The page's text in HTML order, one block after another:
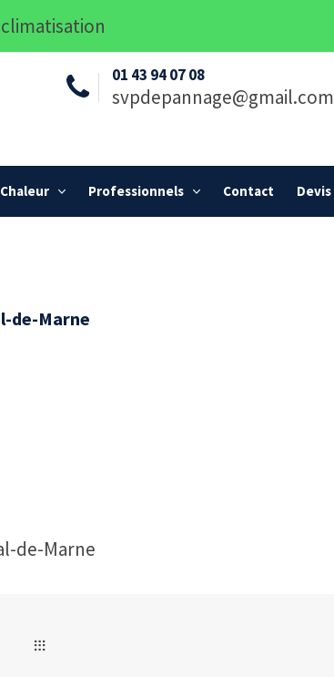
01 43 94 07 08
svpdepannage@gmail.com
Professionnels Contact Devis
de-Marne
de-Marne